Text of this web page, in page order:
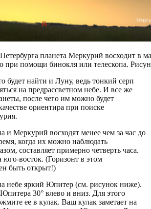
планета Меркурий восходит в
при помощи бинокля или телескопа.
будет найти и Луну, ведь тонкий серп
на предрассветном небе. И все же
после чего им можно будет
ориентира при поиске
и Меркурий восходят менее чем за час до
когда их можно наблюдать
составляет примерно четверть часа.
восток. (Горизонт в этом
быть открыт!)
небе яркий Юпитер (см. рисунок ниже).
30° влево и вниз. Для этого
ее в кулак. Ваш кулак заметает на